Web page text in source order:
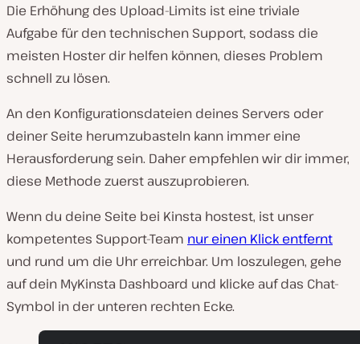
Die Erhöhung des Upload-Limits ist eine triviale
Aufgabe für den technischen Support, sodass die
meisten Hoster dir helfen können, dieses Problem
schnell zu lösen.
An den Konfigurationsdateien deines Servers oder
deiner Seite herumzubasteln kann immer eine
Herausforderung sein. Daher empfehlen wir dir immer,
diese Methode zuerst auszuprobieren.
Wenn du deine Seite bei Kinsta hostest, ist unser
kompetentes Support-Team nur einen Klick entfernt
und rund um die Uhr erreichbar. Um loszulegen, gehe
auf dein MyKinsta Dashboard und klicke auf das Chat-
Symbol in der unteren rechten Ecke.